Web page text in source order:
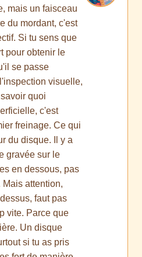
mais un faisceau
du mordant, c'est
Si tu sens que
pour obtenir le
se passe
visuelle,
quoi
c'est
freinage. Ce qui
du disque. Il y a
gravée sur le
en dessous, pas
attention,
faut pas
vite. Parce que
Un disque
si tu as pris